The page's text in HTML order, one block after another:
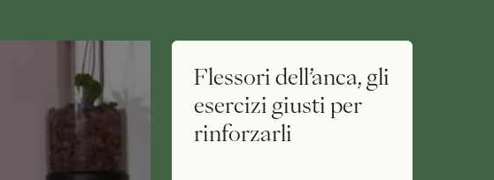
Flessori dell’anca, gli
esercizi giusti per
rinforzarli